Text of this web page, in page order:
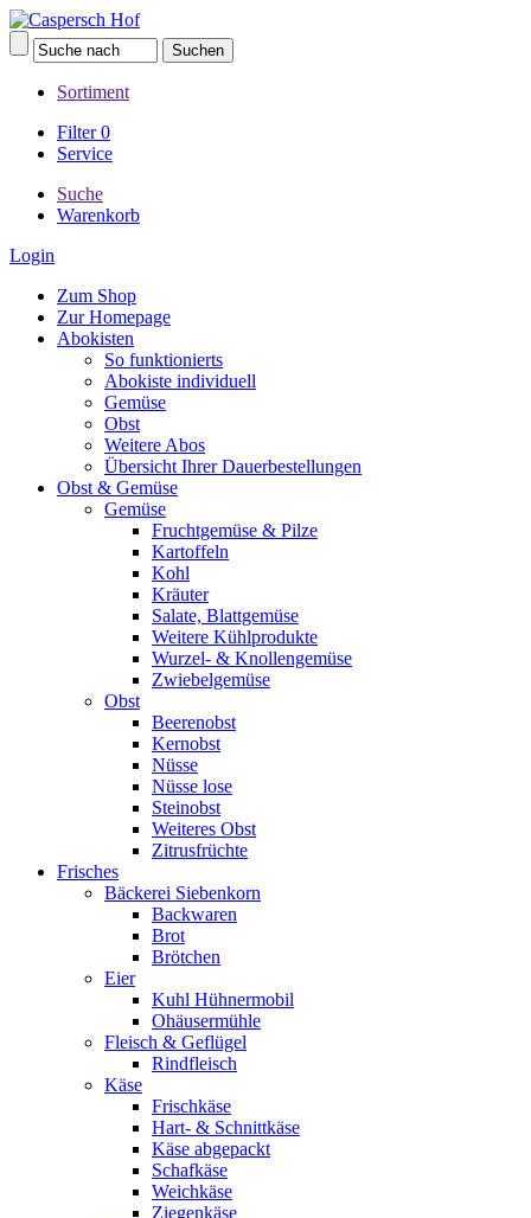
Sortiment
Filter0
Service
Suche
Warenkorb
Login
Zum Shop
Zur Homepage
Abokisten
So funktionierts
Abokiste individuell
Gemüse
Obst
Weitere Abos
Übersicht Ihrer Dauerbestellungen
Obst & Gemüse
Gemüse
Fruchtgemüse & Pilze
Kartoffeln
Kohl
Kräuter
Salate, Blattgemüse
Weitere Kühlprodukte
Wurzel- & Knollengemüse
Zwiebelgemüse
Obst
Beerenobst
Kernobst
Nüsse
Nüsse lose
Steinobst
Weiteres Obst
Zitrusfrüchte
Frisches
Bäckerei Siebenkorn
Backwaren
Brot
Brötchen
Eier
Kuhl Hühnermobil
Ohäusermühle
Fleisch & Geflügel
Rindfleisch
Käse
Frischkäse
Hart- & Schnittkäse
Käse abgepackt
Schafkäse
Weichkäse
Ziegenkäse